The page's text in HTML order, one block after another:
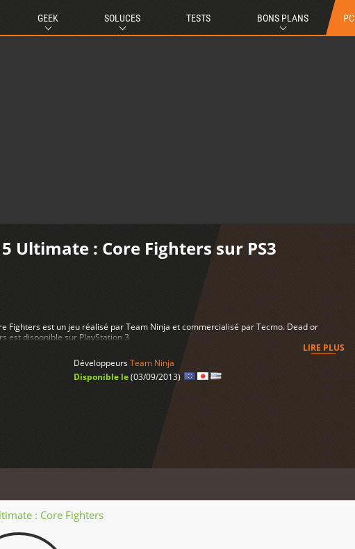
GEEK SOLUCES TESTS BONS PLANS PC
Ultimate : Core Fighters sur PS3
Fighters est un jeu réalisé par Team Ninja et commercialisé par Tecmo. Dead or
est disponible sur PlayStation 3
LIRE PLUS
DéveloppeursTeam Ninja
Disponible le(03/09/2013)
: Core Fighters